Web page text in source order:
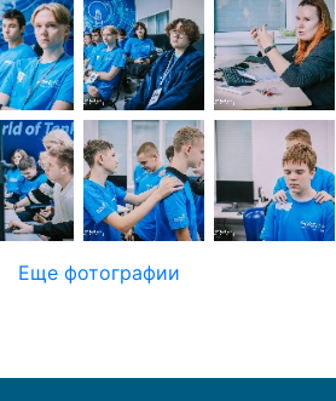
Еще фотографии